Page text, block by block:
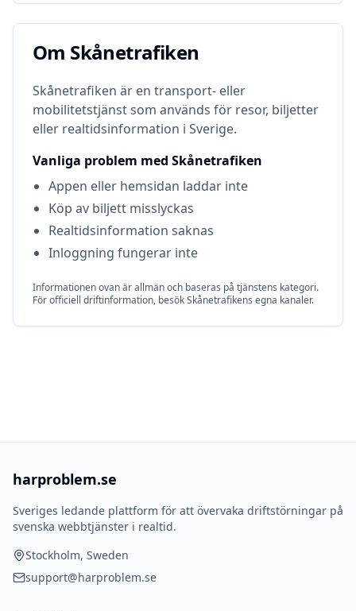
Om
Om Skånetrafiken
Skånetrafiken är en transport- eller
mobilitetstjänst som används för resor, biljetter
eller realtidsinformation i Sverige.
Vanliga problem med Skånetrafiken
Appen eller hemsidan laddar inte
Köp av biljett misslyckas
Realtidsinformation saknas
Inloggning fungerar inte
Informationen ovan är allmän och baseras på tjänstens kategori.
För officiell driftinformation, besökSkånetrafikens egna kanaler.
harproblem.se
Sveriges ledande plattform för att övervaka driftstörningar på
svenska webbtjänster i realtid.
Stockholm, Sweden
support@harproblem.se